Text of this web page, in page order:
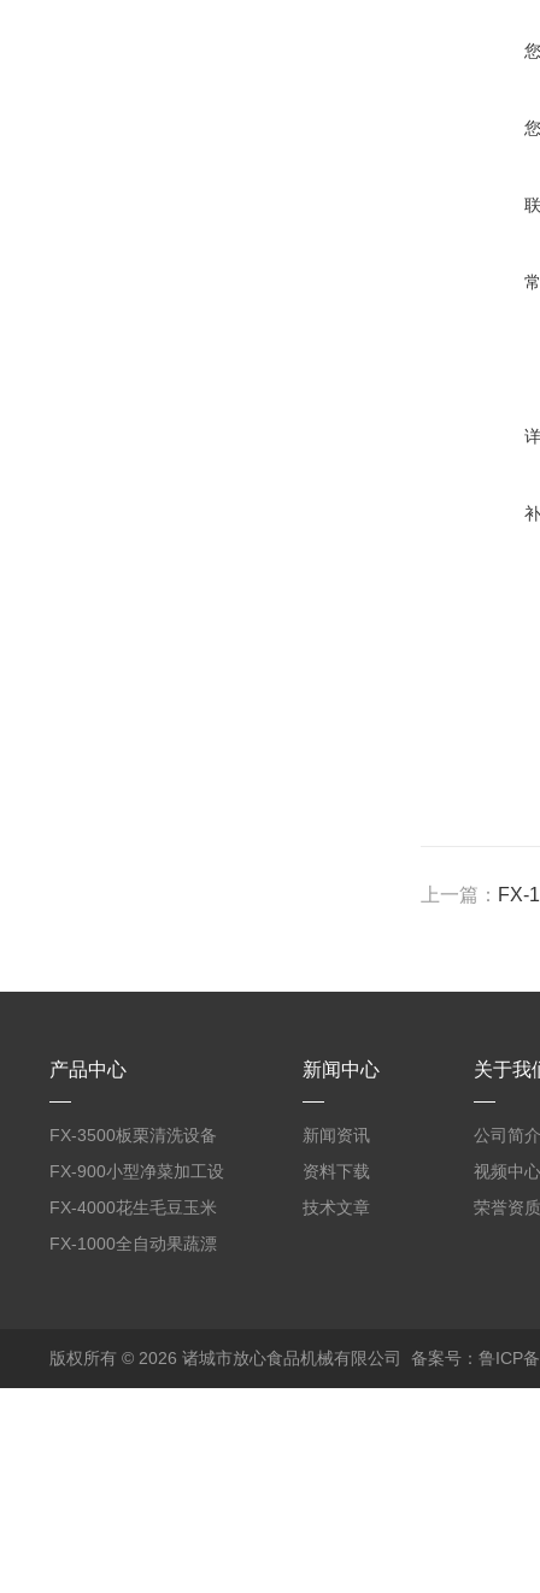
上一篇： FX-
产品中心
FX-3500板栗清洗设备
全自动气泡清洗机
FX-900小型净菜加工设
备野菜清洗机
FX-4000花生毛豆玉米
蒸煮漂烫机
FX-1000全自动果蔬漂
新闻中心
新闻资讯
资料下载
技术文章
关于我
公司简介
视频中心
荣誉资质
版权所有 © 2026 诸城市放心食品机械有限公司 备案号：鲁ICP